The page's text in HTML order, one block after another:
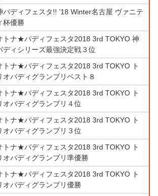
バディフェスタ!! ’18 Winter名古屋 ヴァニテ
杯優勝
トナ★バディフェスタ2018 3rd TOKYO 神
ディシリーズ最強決定戦３位
トナ★バディフェスタ2018 3rd TOKYO ト
オバディグランプリベスト８
トナ★バディフェスタ2018 3rd TOKYO ト
オバディグランプリ４位
トナ★バディフェスタ2018 3rd TOKYO ト
オバディグランプリ３位
トナ★バディフェスタ2018 3rd TOKYO ト
オバディグランプリ準優勝
トナ★バディフェスタ2018 3rd TOKYO ト
オバディグランプリ優勝